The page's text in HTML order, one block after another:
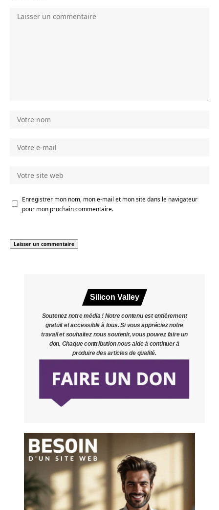
Enregistrer mon nom, mon e-mail et mon site dans le navigateur
pour mon prochain commentaire.
Silicon Valley
Soutenez notre média ! Notre contenu est entièrement
gratuit et accessible à tous. Si vous appréciez notre
travail et souhaitez nous soutenir, vous pouvez faire un
don. Chaque contribution nous aide à continuer à
produire des articles de qualité.